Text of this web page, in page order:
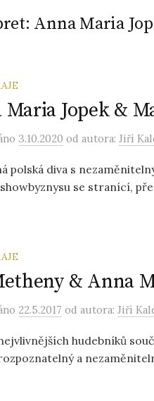
Anna Maria
Jopek &
3.10.2020 od autora: Jiří
polská diva s
se stranící,
& Anna
22.5.2017 od autora: Jiří
hudebníků
a